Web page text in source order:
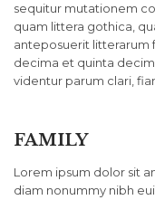
sequitur mutationem
quam littera gothica,
anteposuerit litterarum
decima et quinta
videntur parum clari,
FAMILY
Lorem ipsum dolor sit
diam nonummy nibh